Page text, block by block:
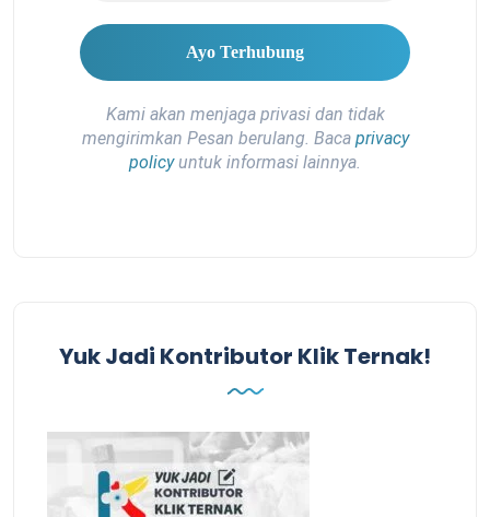
Kami akan menjaga privasi dan tidak
mengirimkan Pesan berulang. Baca privacy
policyuntuk informasi lainnya.
Yuk Jadi Kontributor Klik Ternak!